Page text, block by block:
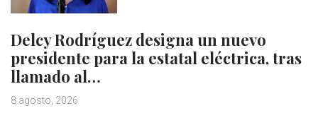
Delcy Rodríguez designa un nuevo
presidente para la estatal eléctrica, tras
llamado al…
8 agosto, 2026